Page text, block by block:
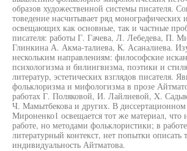
образов художественной системы писателя.
товедение насчитывает ряд монографических
освещающих как основные, так и частные
писателя: работы Г. Гачева, Л. Лебедева, П.
Глинкина А. Акма-талиева, К. Асаналиева.
нескольким направлениям: философские
психологизма и билингвизма, поэтики и
литератур, эстетических взглядов писателя.
фольклоризма и мифологизма в прозе
работах Г. Поляковой, И. Лайлиевой, X.
Ч. Мамытбекова и других. В
Мироненко1 освещается тот же материал, что
работе, но методами фольклористики; в
литературный контекст, нет попытки описать
индивидуальность Айтматова.